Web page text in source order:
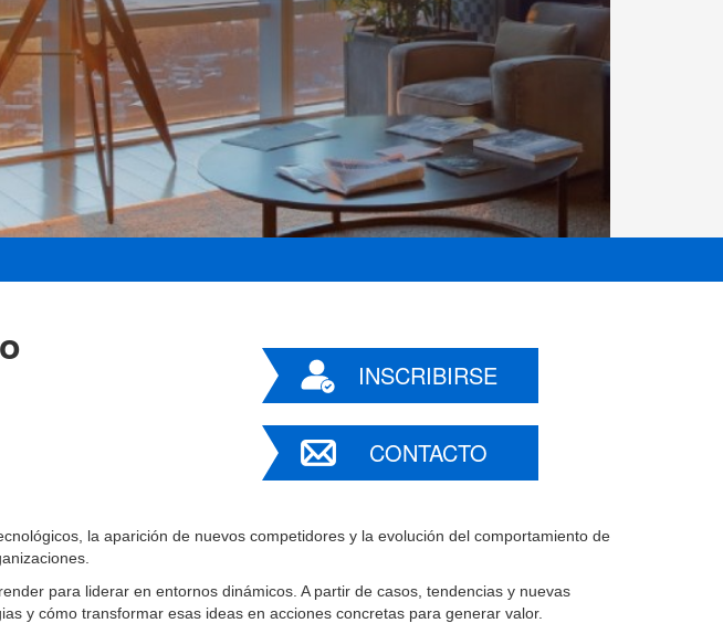
INSCRIBIRSE
CONTACTO
la aparición de nuevos competidores y la evolución del comportamiento de
para liderar en entornos dinámicos. A partir de casos, tendencias y nuevas
y cómo transformar esas ideas en acciones concretas para generar valor.